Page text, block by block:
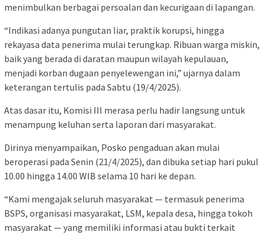
menimbulkan berbagai persoalan dan kecurigaan di lapangan.
“Indikasi adanya pungutan liar, praktik korupsi, hingga
rekayasa data penerima mulai terungkap. Ribuan warga miskin,
baik yang berada di daratan maupun wilayah kepulauan,
menjadi korban dugaan penyelewengan ini,” ujarnya dalam
keterangan tertulis pada Sabtu (19/4/2025).
Atas dasar itu, Komisi III merasa perlu hadir langsung untuk
menampung keluhan serta laporan dari masyarakat.
Dirinya menyampaikan, Posko pengaduan akan mulai
beroperasi pada Senin (21/4/2025), dan dibuka setiap hari pukul
10.00 hingga 14.00 WIB selama 10 hari ke depan.
“Kami mengajak seluruh masyarakat — termasuk penerima
BSPS, organisasi masyarakat, LSM, kepala desa, hingga tokoh
masyarakat — yang memiliki informasi atau bukti terkait